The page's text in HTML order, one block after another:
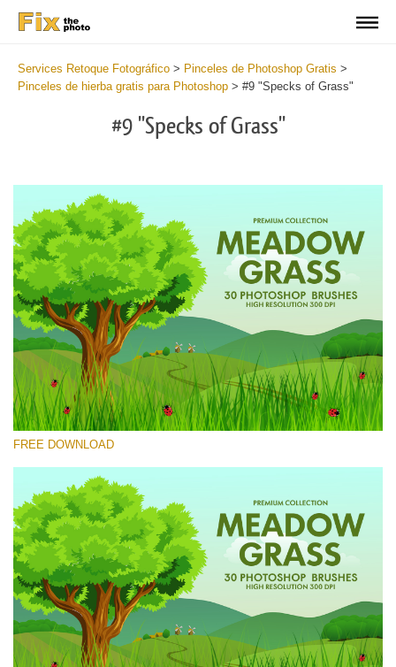
Services Retoque Fotográfico > Pinceles de Photoshop Gratis >
Pinceles de hierba gratis para Photoshop > #9 "Specks of Grass"
#9 "Specks of Grass"
Por favor seleccione
Meadow Grass
(30 Ps Brushes)
Descarga gratis
FREE DOWNLOAD